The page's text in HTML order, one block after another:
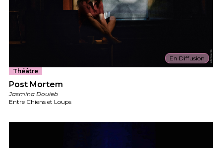
En Diffusion
Théâtre
Post Mortem
Jasmina Douieb
Entre Chiens et Loups